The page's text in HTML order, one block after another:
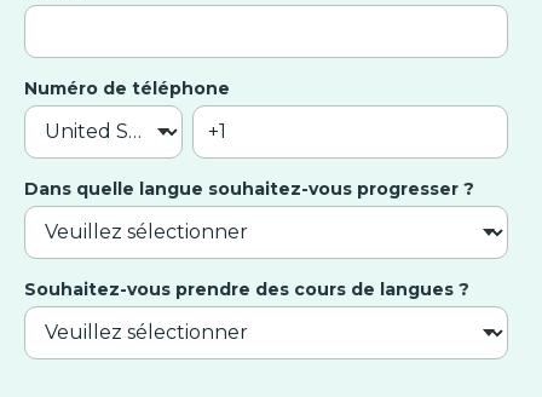
Numéro de téléphone
Dans quelle langue souhaitez-vous progresser ?
Souhaitez-vous prendre des cours de langues ?